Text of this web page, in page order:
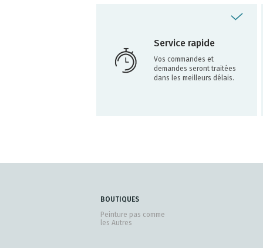
Service rapide
Vos commandes et
demandes seront traitées
dans les meilleurs délais.
BOUTIQUES
Peinture pas comme
les Autres